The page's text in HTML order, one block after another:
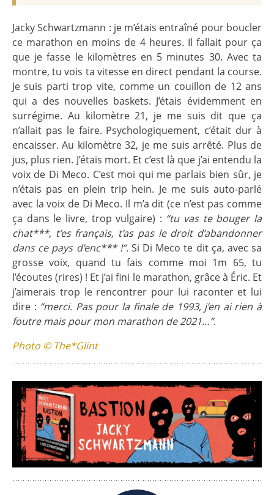
Jacky Schwartzmann : je m’étais entraîné pour boucler
ce marathon en moins de 4 heures. Il fallait pour ça
que je fasse le kilomètres en 5 minutes 30. Avec ta
montre, tu vois ta vitesse en direct pendant la course.
Je suis parti trop vite, comme un couillon de 12 ans
qui a des nouvelles baskets. J’étais évidemment en
surrégime. Au kilomètre 21, je me suis dit que ça
n’allait pas le faire. Psychologiquement, c’était dur à
encaisser. Au kilomètre 32, je me suis arrêté. Plus de
jus, plus rien. J’étais mort. Et c’est là que j’ai entendu la
voix de Di Meco. C’est moi qui me parlais bien sûr, je
n’étais pas en plein trip hein. Je me suis auto-parlé
avec la voix de Di Meco. Il m’a dit (ce n’est pas comme
ça dans le livre, trop vulgaire) : “tu vas te bouger la
chat***, t’es français, t’as pas le droit d’abandonner
dans ce pays d’enc*** !”.Si Di Meco te dit ça, avec sa
grosse voix, quand tu fais comme moi 1m 65, tu
l’écoutes (rires) ! Et j’ai fini le marathon, grâce à Éric. Et
j’aimerais trop le rencontrer pour lui raconter et lui
dire : “merci. Pas pour la finale de 1993, j’en ai rien à
foutre mais pour mon marathon de 2021…”.
Photo © The*Glint